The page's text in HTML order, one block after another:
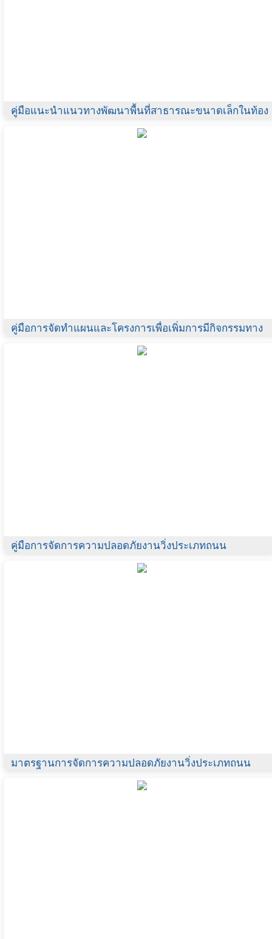
คู่มือแนะนำแนวทางพัฒนาพื้นที่สาธารณะขนาดเล็กในท้อง
ถิ่น (A Booklet for The Small Public Space Design)
คู่มือการจัดทำแผนและโครงการเพื่อเพิ่มการมีกิจกรรมทาง
คู่มือการจัดการความปลอดภัยงานวิ่งประเภทถนน
มาตรฐานการจัดการความปลอดภัยงานวิ่งประเภทถนน